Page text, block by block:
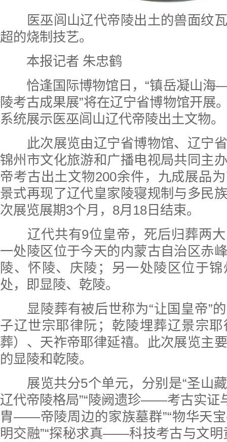
医巫闾山辽代帝陵出土的兽面纹瓦
超的烧制技艺。
本报记者 朱忠鹤
恰逢国际博物馆日，“镇岳凝山海
陵考古成果展”将在辽宁省博物馆开展
系统展示医巫闾山辽代帝陵出土文物。
此次展览由辽宁省博物馆、辽宁省
锦州市文化旅游和广播电视局共同主
帝考古出土文物200余件，九成展品
景式再现了辽代皇家陵寝规制与多民
次展览展期3个月，8月18日结束。
辽代共有9位皇帝，死后归葬两大
一处陵区位于今天的内蒙古自治区赤
陵、怀陵、庆陵；另一处陵区位于
处，即显陵、乾陵。
显陵葬有被后世称为“让国皇帝”的
子辽世宗耶律阮；乾陵埋葬辽景宗
葬）、天祚帝耶律延禧。此次展览主
的显陵和乾陵。
展览共分5个单元，分别是“圣山
辽代帝陵格局”“陵阙遗珍——考古实证
胄——帝陵周边的家族墓群”“物华天
明交融”“探秘求真——科技考古与文明